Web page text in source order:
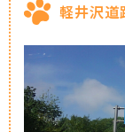
軽井沢道